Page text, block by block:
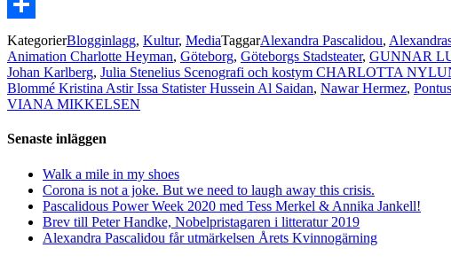
Email
Dela
KategorierBlogginlagg, Kultur, MediaTaggarAlexandra Pascalidou,
Animation Charlotte Heyman, Göteborg, Göteborgs Stadsteater, GUNNAR
Johan Karlberg, Julia Stenelius Scenografi och kostym CHARLOTTA
Blommé Kristina Astir Issa Statister Hussein Al Saidan, Nawar Hermez,
VIANA MIKKELSEN
Senaste inläggen
Walk a mile in my shoes
Corona is not a joke. But we need to laugh away this crisis.
Pascalidous Power Week 2020 med Tess Merkel & Annika Jankell!
Brev till Peter Handke, Nobelpristagaren i litteratur 2019
Alexandra Pascalidou får utmärkelsen Årets Kvinnogärning